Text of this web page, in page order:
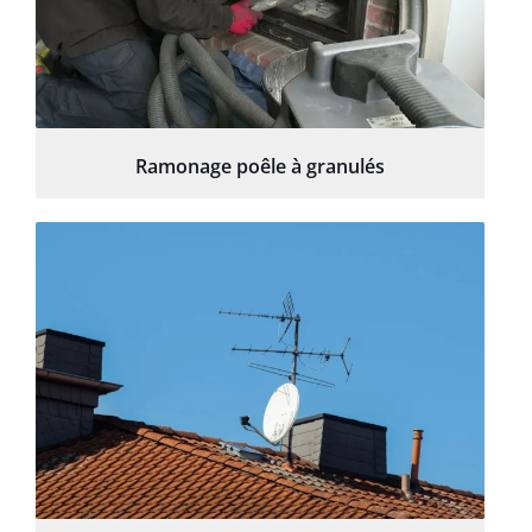
Ramonage poêle à granulés